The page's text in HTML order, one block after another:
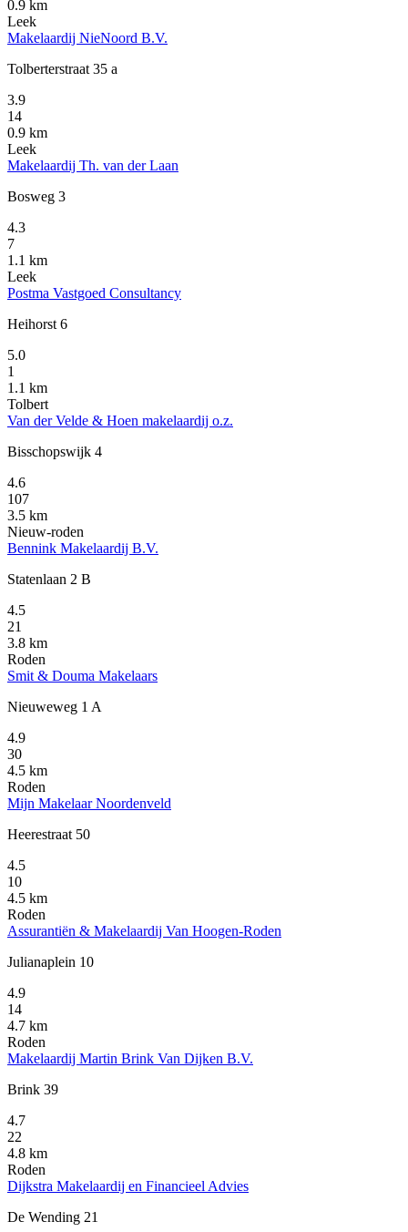
0.9 km
Leek
Makelaardij NieNoord B.V.
Tolberterstraat 35 a
3.9
14
0.9 km
Leek
Makelaardij Th. van der Laan
Bosweg 3
4.3
7
1.1 km
Leek
Postma Vastgoed Consultancy
Heihorst 6
5.0
1
1.1 km
Tolbert
Van der Velde & Hoen makelaardij o.z.
Bisschopswijk 4
4.6
107
3.5 km
Nieuw-roden
Bennink Makelaardij B.V.
Statenlaan 2 B
4.5
21
3.8 km
Roden
Smit & Douma Makelaars
Nieuweweg 1 A
4.9
30
4.5 km
Roden
Mijn Makelaar Noordenveld
Heerestraat 50
4.5
10
4.5 km
Roden
Assurantiën & Makelaardij Van Hoogen-Roden
Julianaplein 10
4.9
14
4.7 km
Roden
Makelaardij Martin Brink Van Dijken B.V.
Brink 39
4.7
22
4.8 km
Roden
Dijkstra Makelaardij en Financieel Advies
De Wending 21